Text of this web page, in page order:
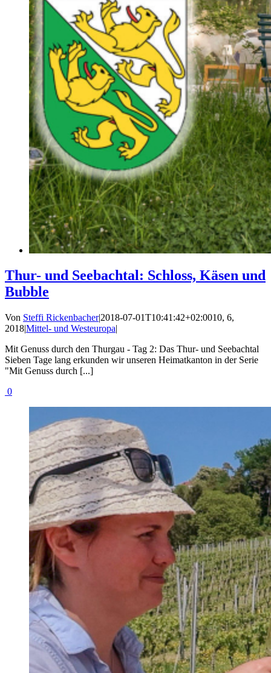
Thur- und Seebachtal: Schloss, Käsen und
Bubble
Von Steffi Rickenbacher|2018-07-01T10:41:42+02:0010, 6,
2018|Mittel- und Westeuropa|
Mit Genuss durch den Thurgau - Tag 2: Das Thur- und Seebachtal
Sieben Tage lang erkunden wir unseren Heimatkanton in der Serie
"Mit Genuss durch [...]
0